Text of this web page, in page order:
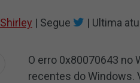
Shirley | Segue | Ultima
O erro 0x80070643 no
recentes do Windows.